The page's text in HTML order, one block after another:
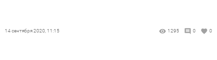
14 сентября 2020, 11:15 1295 0 0